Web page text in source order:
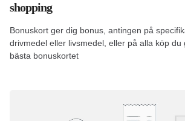
shopping
Bonuskort ger dig bonus, antingen på
drivmedel eller livsmedel, eller på alla köp du
bästa bonuskortet